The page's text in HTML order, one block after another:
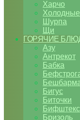
Харчо
Шурпа
Щи
ГОРЯЧИЕ
Азу
Антрекот
Бабка
Бигус
Биточки
Бифштекс
Бризоль